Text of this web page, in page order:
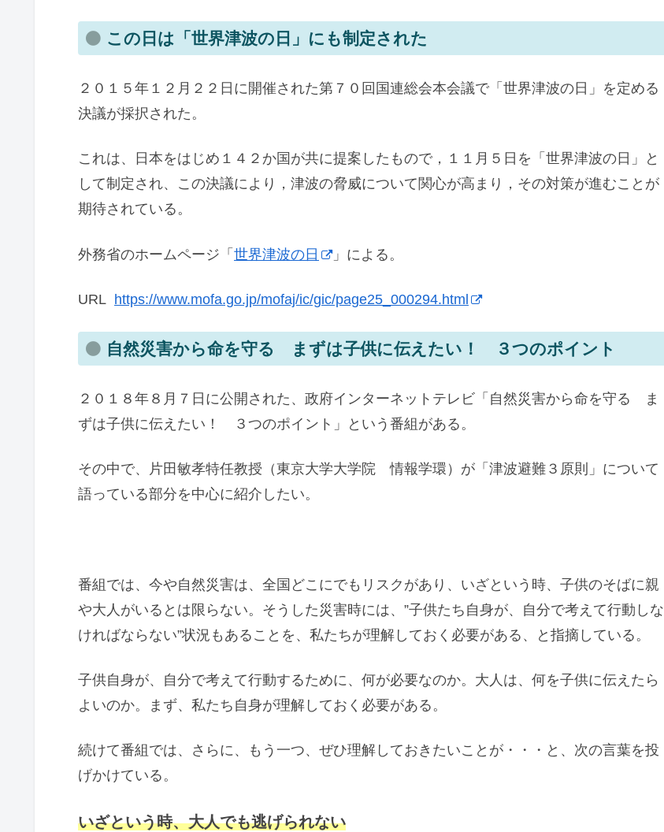
この日は「世界津波の日」にも制定された
２０１５年１２月２２日に開催された第７０回国連総会本会議で「世界津波の日」を定める
決議が採択された。
これは、日本をはじめ１４２か国が共に提案したもので，１１月５日を「世界津波の日」と
して制定され、この決議により，津波の脅威について関心が高まり，その対策が進むことが
期待されている。
外務省のホームページ「 世界津波の日 」による。
URL https://www.mofa.go.jp/mofaj/ic/gic/page25_000294.html
自然災害から命を守る まずは子供に伝えたい！ ３つのポイント
２０１８年８月７日に公開された、政府インターネットテレビ「自然災害から命を守る ま
ずは子供に伝えたい！ ３つのポイント」という番組がある。
その中で、片田敏孝特任教授（東京大学大学院 情報学環）が「津波避難３原則」について
語っている部分を中心に紹介したい。
番組では、今や自然災害は、全国どこにでもリスクがあり、いざという時、子供のそばに親
や大人がいるとは限らない。そうした災害時には、”子供たち自身が、自分で考えて行動しな
ければならない”状況もあることを、私たちが理解しておく必要がある、と指摘している。
子供自身が、自分で考えて行動するために、何が必要なのか。大人は、何を子供に伝えたら
よいのか。まず、私たち自身が理解しておく必要がある。
続けて番組では、さらに、もう一つ、ぜひ理解しておきたいことが・・・と、次の言葉を投
げかけている。
いざという時、大人でも逃げられない